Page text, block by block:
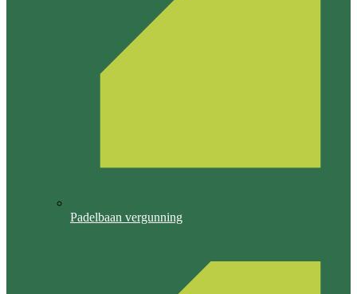
Padelbaan vergunning